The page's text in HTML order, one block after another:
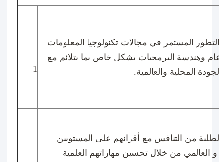
المستمر في مجالات تكنولوجيا المعلومات
وهندسة البرمجيات بشكل خاص بما يتلائم مع
المحلية والعالمية.
1
من التنافس مع أقرانهم على المستويين
العالمي من خلال تحسين مهاراتهم العلمية